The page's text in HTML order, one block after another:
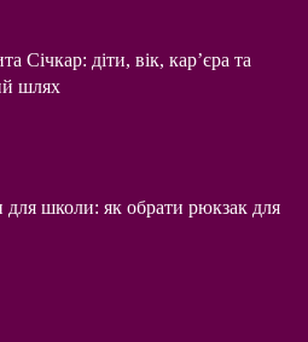
Січкар: діти, вік, кар’єра та
шлях
для школи: як обрати рюкзак для